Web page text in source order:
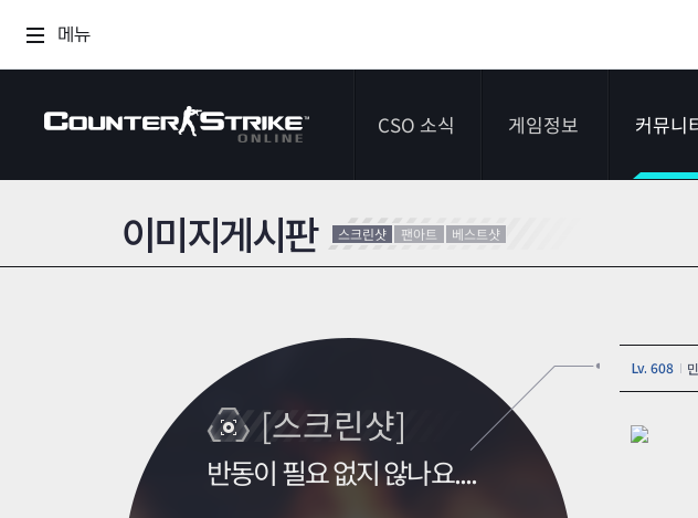
메뉴
CSO 소식
공지사항
게임정보
레벨
NEXON NOW
추가 정보
카스온라인TV
커뮤니
아이디어
이미지게시판 스크린샷 팬아트 베스트샷
[스크린샷]
반동이 필요 없지 않나요....
Lv. 608